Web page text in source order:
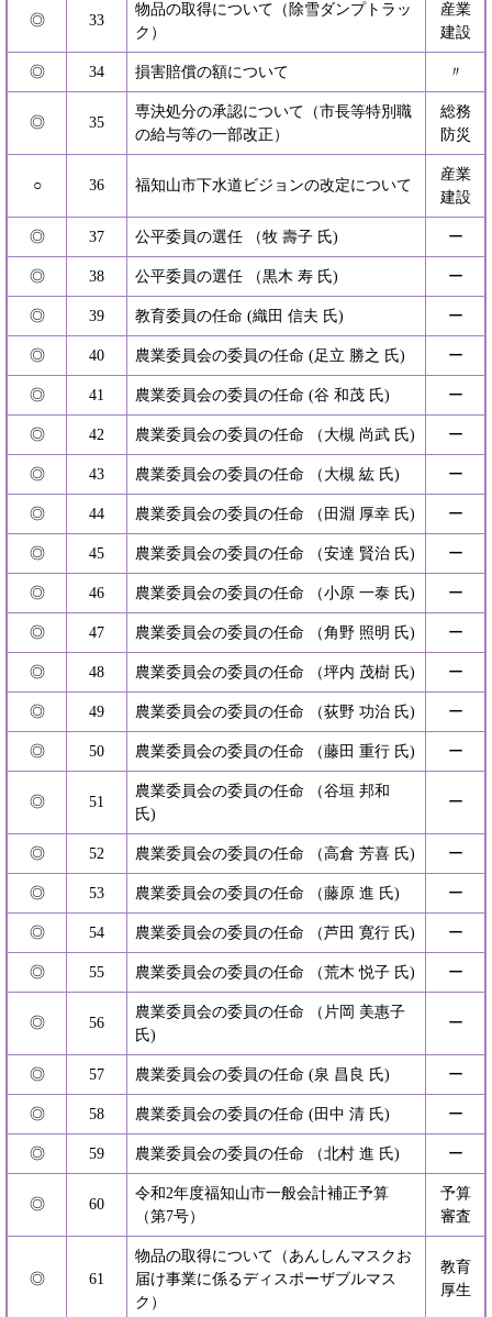
◎ 33
物品の取得について（除雪ダンプトラッ
ク）
産業
建設
◎ 34 損害賠償の額について 〃
◎ 35
専決処分の承認について（市長等特別職
の給与等の一部改正）
総務
防災
○ 36 福知山市下水道ビジョンの改定について
産業
建設
◎ 37 公平委員の選任 （牧 壽子 氏) ー
◎ 38 公平委員の選任 （黒木 寿 氏) ー
◎ 39 教育委員の任命 (織田 信夫 氏) ー
◎ 40 農業委員会の委員の任命 (足立 勝之 氏) ー
◎ 41 農業委員会の委員の任命 (谷 和茂 氏) ー
◎ 42 農業委員会の委員の任命 （大槻 尚武 氏) ー
◎ 43 農業委員会の委員の任命 （大槻 紘 氏) ー
◎ 44 農業委員会の委員の任命 （田淵 厚幸 氏) ー
◎ 45 農業委員会の委員の任命 （安達 賢治 氏) ー
◎ 46 農業委員会の委員の任命 （小原 一泰 氏) ー
◎ 47 農業委員会の委員の任命 （角野 照明 氏) ー
◎ 48 農業委員会の委員の任命 （坪内 茂樹 氏) ー
◎ 49 農業委員会の委員の任命 （荻野 功治 氏) ー
◎ 50 農業委員会の委員の任命 （藤田 重行 氏) ー
◎ 51
農業委員会の委員の任命 （谷垣 邦和
氏)
ー
◎ 52 農業委員会の委員の任命 （高倉 芳喜 氏) ー
◎ 53 農業委員会の委員の任命 （藤原 進 氏) ー
◎ 54 農業委員会の委員の任命 （芦田 寛行 氏) ー
◎ 55 農業委員会の委員の任命 （荒木 悦子 氏) ー
◎ 56
農業委員会の委員の任命 （片岡 美惠子
氏)
ー
◎ 57 農業委員会の委員の任命 (泉 昌良 氏) ー
◎ 58 農業委員会の委員の任命 (田中 清 氏) ー
◎ 59 農業委員会の委員の任命 （北村 進 氏) ー
◎ 60
令和2年度福知山市一般会計補正予算
（第7号）
予算
審査
◎ 61
物品の取得について（あんしんマスクお
届け事業に係るディスポーザブルマス
ク）
教育
厚生